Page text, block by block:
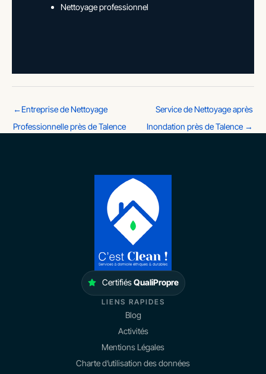
Nettoyage professionnel
←Entreprise de Nettoyage
Professionnelle près de Talence
Service de Nettoyage après
Inondation près de Talence →
CertifiésQualiPropre
LIENS RAPIDES
Blog
Activités
Mentions Légales
Charte d’utilisation des données